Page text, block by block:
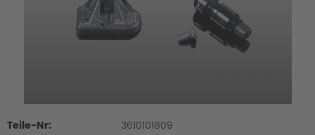
Teile-Nr: 3610101809